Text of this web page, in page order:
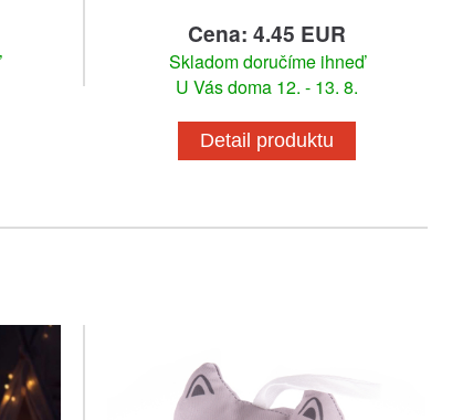
Cena: 4.45 EUR
Skladom doručíme ihneď
U Vás doma 12. - 13. 8.
Detail produktu